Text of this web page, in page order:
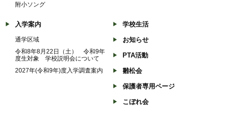
附小ソング
入学案内
通学区域
令和8年8月22日（土） 令和9年
度生対象 学校説明会について
2027年(令和9年)度入学調査案内
学校生活
お知らせ
PTA活動
雛松会
保護者専用ページ
こぼれ会